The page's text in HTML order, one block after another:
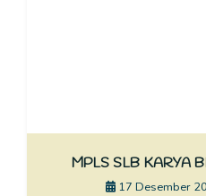
MPLS SLB KARYA
17 Desember